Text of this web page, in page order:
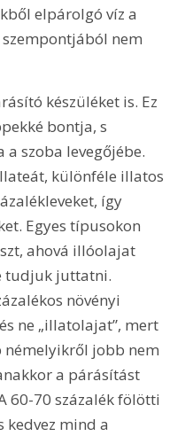
elpárolgó víz a
nem
készü­léket is. Ez
bontja, s
szoba levegőjébe.
különféle illatos
így
Egyes típusokon
ahová illóolajat
tudjuk juttatni.
növényi
ne „illatolajat”, mert
némelyikről jobb nem
a párásítást
60-70 százalék fölötti
mind a